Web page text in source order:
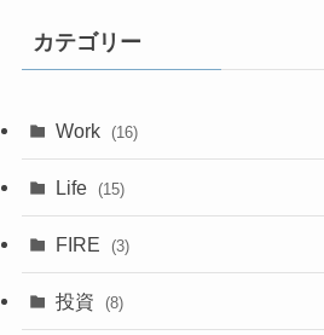
ブ
カテゴリー
Work (16)
(4)
Life (15)
(1)
FIRE (3)
(1)
投資 (8)